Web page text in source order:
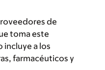
de
toma este
incluye a los
farmacéuticos y